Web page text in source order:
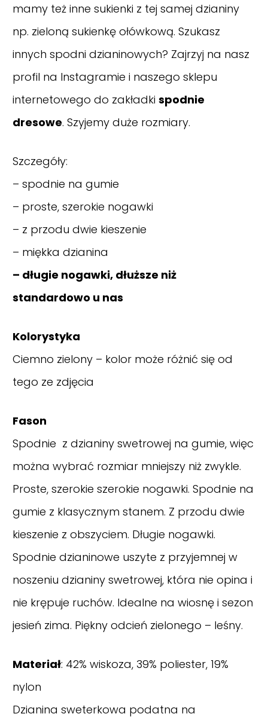
mamy też inne sukienki z tej samej dzianiny
np. zieloną sukienkę ołówkową. Szukasz
innych spodni dzianinowych? Zajrzyj na nasz
profil na Instagramie i naszego sklepu
internetowego do zakładki spodnie
dresowe. Szyjemy duże rozmiary.
Szczegóły:
– spodnie na gumie
– proste, szerokie nogawki
– z przodu dwie kieszenie
– miękka dzianina
– długie nogawki, dłuższe niż
standardowo u nas
Kolorystyka
Ciemno zielony – kolor może różnić się od
tego ze zdjęcia
Fason
Spodnie z dzianiny swetrowej na gumie, więc
można wybrać rozmiar mniejszy niż zwykle.
Proste, szerokie szerokie nogawki. Spodnie na
gumie z klasycznym stanem. Z przodu dwie
kieszenie z obszyciem. Długie nogawki.
Spodnie dzianinowe uszyte z przyjemnej w
noszeniu dzianiny swetrowej, która nie opina i
nie krępuje ruchów. Idealne na wiosnę i sezon
jesień zima. Piękny odcień zielonego – leśny.
Materiał: 42% wiskoza, 39% poliester, 19%
nylon
Dzianina sweterkowa podatna na